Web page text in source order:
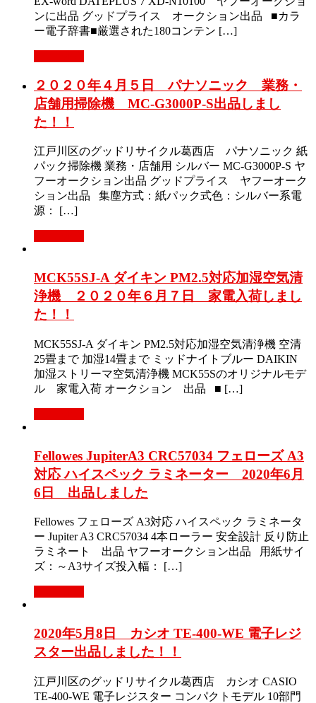
ンに出品 グッドプライス オークション出品 ■カラ
ー電子辞書■厳選された180コンテン […]
２０２０年４月５日 パナソニック 業務・
店舗用掃除機 MC-G3000P-S出品しまし
た！！
江戸川区のグッドリサイクル葛西店 パナソニック 紙
パック掃除機 業務・店舗用 シルバー MC-G3000P-S ヤ
フーオークション出品 グッドプライス ヤフーオーク
ション出品 集塵方式：紙パック式色：シルバー系電
源： […]
MCK55SJ-A ダイキン PM2.5対応加湿空気清
浄機 ２０２０年６月７日 家電入荷しまし
た！！
MCK55SJ-A ダイキン PM2.5対応加湿空気清浄機 空清
25畳まで 加湿14畳まで ミッドナイトブルー DAIKIN
加湿ストリーマ空気清浄機 MCK55Sのオリジナルモデ
ル 家電入荷 オークション 出品 ■ […]
Fellowes JupiterA3 CRC57034 フェローズ A3
対応 ハイスペック ラミネーター 2020年6月
6日 出品しました
Fellowes フェローズ A3対応 ハイスペック ラミネータ
ー Jupiter A3 CRC57034 4本ローラー 安全設計 反り防止
ラミネート 出品 ヤフーオークション出品 用紙サイ
ズ：～A3サイズ投入幅： […]
2020年5月8日 カシオ TE-400-WE 電子レジ
スター出品しました！！
江戸川区のグッドリサイクル葛西店 カシオ CASIO
TE-400-WE 電子レジスター コンパクトモデル 10部門